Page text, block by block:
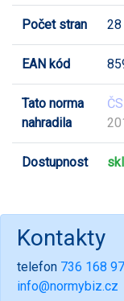
Počet stran 28
EAN kód
Tato norma
nahradila
Dostupnost
Kontakty
telefon 736 168
info@normybiz.cz